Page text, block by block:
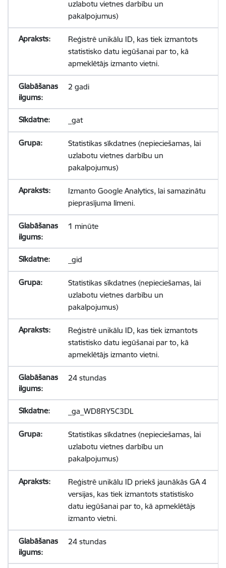
uzlabotu vietnes darbību un
pakalpojumus)
Reģistrē unikālu ID, kas tiek izmantots
statistisko datu iegūšanai par to, kā
apmeklētājs izmanto vietni.
2 gadi
_gat
Statistikas sīkdatnes (nepieciešamas, lai
uzlabotu vietnes darbību un
pakalpojumus)
Izmanto Google Analytics, lai samazinātu
pieprasījuma līmeni.
1 minūte
_gid
Statistikas sīkdatnes (nepieciešamas, lai
uzlabotu vietnes darbību un
pakalpojumus)
Reģistrē unikālu ID, kas tiek izmantots
statistisko datu iegūšanai par to, kā
apmeklētājs izmanto vietni.
24 stundas
_ga_WD8RY5C3DL
Statistikas sīkdatnes (nepieciešamas, lai
uzlabotu vietnes darbību un
pakalpojumus)
Reģistrē unikālu ID priekš jaunākās GA 4
versijas, kas tiek izmantots statistisko
datu iegūšanai par to, kā apmeklētājs
izmanto vietni.
24 stundas